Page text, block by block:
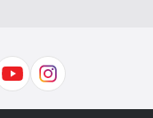
유
인